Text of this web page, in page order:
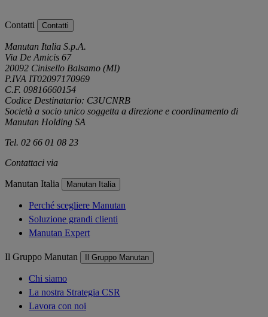
Contatti Contatti
Manutan Italia S.p.A.
Via De Amicis 67
20092 Cinisello Balsamo (MI)
P.IVA IT02097170969
C.F. 09816660154
Codice Destinatario: C3UCNRB
Società a socio unico soggetta a direzione e coordinamento di
Manutan Holding SA
Tel. 02 66 01 08 23
Contattaci via
Manutan Italia Manutan Italia
Perché scegliere Manutan
Soluzione grandi clienti
Manutan Expert
Il Gruppo Manutan Il Gruppo Manutan
Chi siamo
La nostra Strategia CSR
Lavora con noi